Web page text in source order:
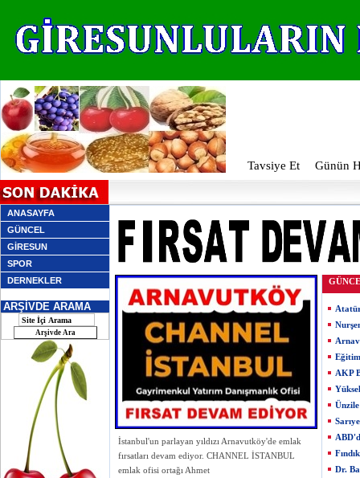
Tavsiye Et Günün
ANASAYFA
GÜNCEL
GİRESUN
SPOR
DERNEKLER
ARŞİVDE ARAMA
İstanbul'un parlayan yıldızı Arnavutköy'de emlak
fırsatları devam ediyor. CHANNEL İSTANBUL
emlak ofisi ortağı Ahmet
AKP
Dr.